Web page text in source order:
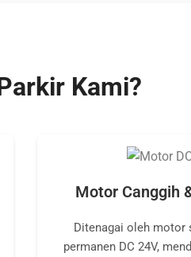
Kami?
Motor Canggih
Ditenagai oleh motor
permanen DC 24V,